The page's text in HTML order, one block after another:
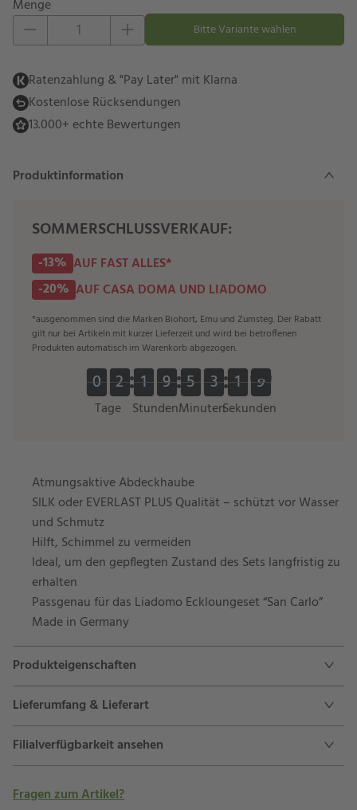
Menge
Eins hinzufügen Eins entfernenBitte Variante wählen
Ratenzahlung & "Pay Later" mit Klarna
Kostenlose Rücksendungen
13.000+ echte Bewertungen
Produktinformation
SOMMERSCHLUSSVERKAUF:
-13% AUF FAST ALLES*
-20% AUF CASA DOMA UND LIADOMO
*ausgenommen sind die Marken Biohort, Emu und Zumsteg. Der Rabatt
gilt nur bei Artikeln mit kurzer Lieferzeit und wird bei betroffenen
Produkten automatisch im Warenkorb abgezogen.
Tage
0
0
0
0 2
2
2
2
Stunden
1
1
1
1 9
9
9
9
Minuten
5
5
5
5 3
3
3
3
Sekunden
1
1
1
1 7
8
8
7
Atmungsaktive Abdeckhaube
SILK oder EVERLAST PLUS Qualität – schützt vor Wasser
und Schmutz
Hilft, Schimmel zu vermeiden
Ideal, um den gepflegten Zustand des Sets langfristig zu
erhalten
Passgenau für das Liadomo Eckloungeset “San Carlo”
Made in Germany
Produkteigenschaften
Lieferumfang & Lieferart
Filialverfügbarkeit ansehen
Fragen zum Artikel?